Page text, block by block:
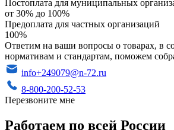
Постоплата для муниципальных
от 30% до 100%
Предоплата для частных организаций
100%
Ответим на ваши вопросы о товарах, в
нормативам и стандартам, поможем
info+249079@n-72.ru
8-800-200-52-53
Перезвоните мне
Работаем по всей России